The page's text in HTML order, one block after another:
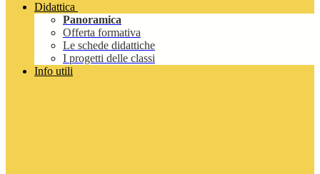
Didattica
Panoramica
Offerta formativa
Le schede didattiche
I progetti delle classi
Info utili